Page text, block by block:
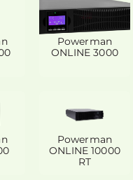
Powerman
ONLINE 3000
Powerman
ONLINE 10000
RT